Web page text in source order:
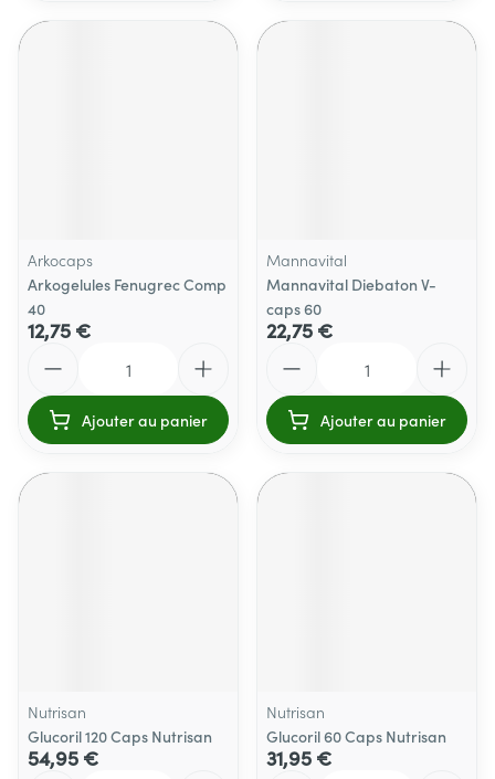
Arkocaps
Arkogelules Fenugrec Comp
40
12,75 €
Ajouter au panier
Mannavital
Mannavital Diebaton V-
caps 60
22,75 €
Ajouter au panier
Nutrisan
Glucoril 120 Caps Nutrisan
54,95 €
Nutrisan
Glucoril 60 Caps Nutrisan
31,95 €